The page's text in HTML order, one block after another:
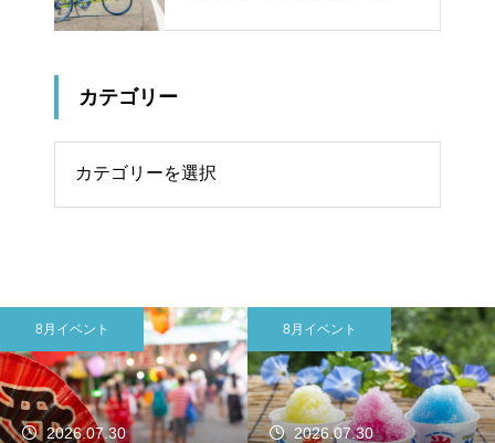
カテゴリー
8月イベント
2026.07.30
東広島市
2026.07.30